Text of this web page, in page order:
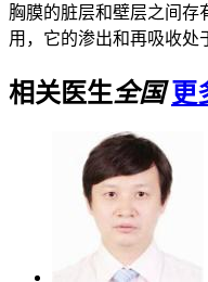
胸膜的脏层和壁层之间存
用，它的渗出和再吸收处
相关医生全国 更